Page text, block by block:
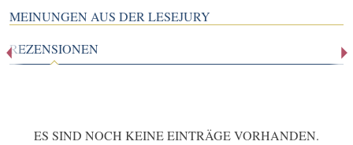
MEINUNGEN AUS DER LESEJURY
REZENSIONEN
ES SIND NOCH KEINE EINTRÄGE VORHANDEN.